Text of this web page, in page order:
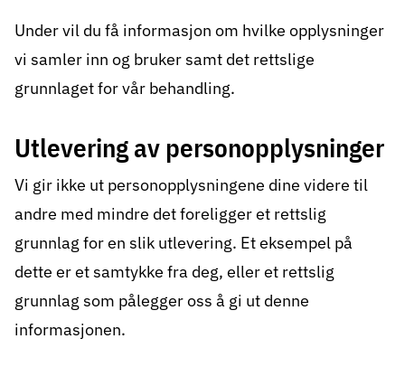
Under vil du få informasjon om hvilke opplysninger
vi samler inn og bruker samt det rettslige
grunnlaget for vår behandling.
Utlevering av personopplysninger
Vi gir ikke ut personopplysningene dine videre til
andre med mindre det foreligger et rettslig
grunnlag for en slik utlevering. Et eksempel på
dette er et samtykke fra deg, eller et rettslig
grunnlag som pålegger oss å gi ut denne
informasjonen.